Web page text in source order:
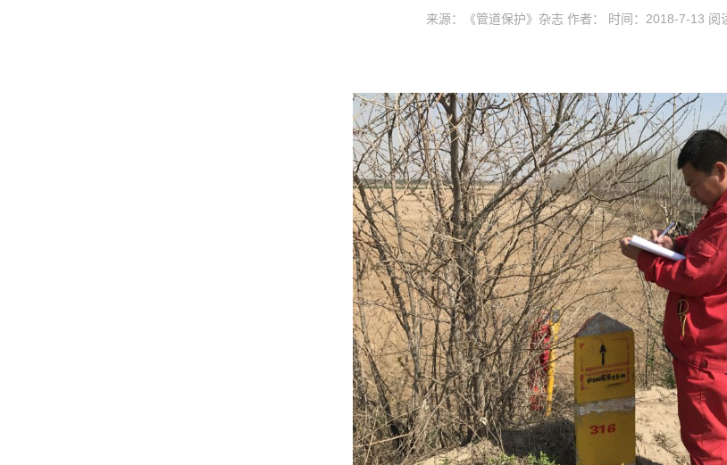
来源：《管道保护》杂志 作者： 时间：2018-7-13 阅